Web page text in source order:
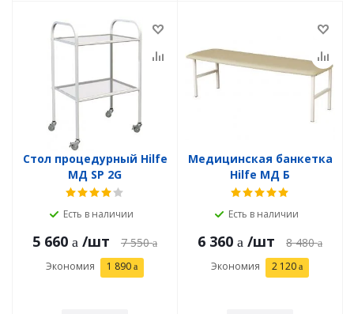
Стол процедурный Hilfe
МД SP 2G
Есть в наличии
5 660 /шт 7 550
Экономия 1 890
Медицинская банкетка
Hilfe МД Б
Есть в наличии
6 360 /шт 8 480
Экономия 2 120